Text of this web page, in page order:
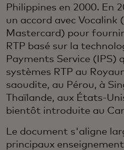
Philippines en 2000. En
un accord avec Vocalink
Mastercard) pour
RTP basé sur la
Payments Service (IPS)
systèmes RTP au
saoudite, au Pérou, à
Thaïlande, aux États-
bientôt introduite au
Le document s'aligne
principaux